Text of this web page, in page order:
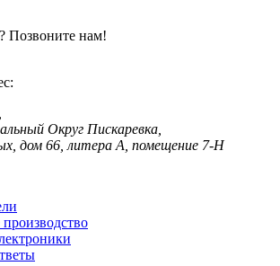
Позвоните нам!
Округ Пискаревка,
дом 66, литера А, помещение 7-Н